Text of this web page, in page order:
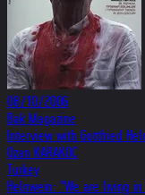
08/10/2006
Bak Magazine
Interview with Gottfried
Ozan KARAKOC
Turkey
Helnwein: "We are living